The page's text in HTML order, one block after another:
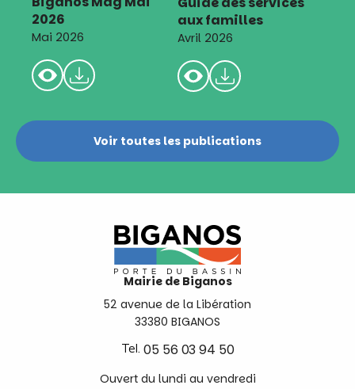
2026
Mai 2026
aux familles
Avril 2026
Voir toutes les publications
Mairie de Biganos
52 avenue de la Libération
33380 BIGANOS
Tel. 05 56 03 94 50
Ouvert du lundi au vendredi